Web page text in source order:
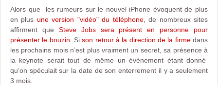
Alors que les rumeurs sur le nouvel iPhone évoquent de plus
en plus une version "vidéo" du téléphone, de nombreux sites
affirment que Steve Jobs sera présent en personne pour
présenter le bouzin . Sison retour à la direction de la firmedans
les prochains mois n’est plus vraiment un secret, sa présence à
la keynote serait tout de même un événement étant donné
qu’on spéculait sur la date de son enterrement il y a seulement
3 mois.